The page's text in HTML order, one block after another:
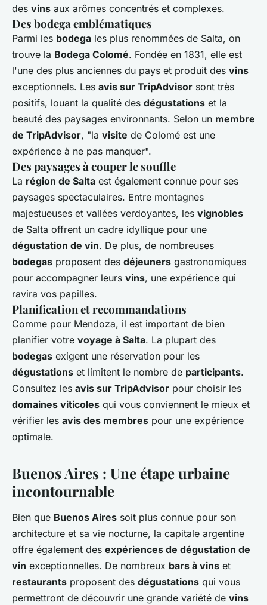
des vins aux arômes concentrés et complexes.
Des bodega emblématiques
Parmi les bodega les plus renommées de Salta, on
trouve la Bodega Colomé. Fondée en 1831, elle est
l'une des plus anciennes du pays et produit des vins
exceptionnels. Les avis sur TripAdvisor sont très
positifs, louant la qualité des dégustations et la
beauté des paysages environnants. Selon un membre
de TripAdvisor, "la visite de Colomé est une
expérience à ne pas manquer".
Des paysages à couper le souffle
La région de Salta est également connue pour ses
paysages spectaculaires. Entre montagnes
majestueuses et vallées verdoyantes, les vignobles
de Salta offrent un cadre idyllique pour une
dégustation de vin. De plus, de nombreuses
bodegas proposent des déjeuners gastronomiques
pour accompagner leurs vins, une expérience qui
ravira vos papilles.
Planification et recommandations
Comme pour Mendoza, il est important de bien
planifier votre voyage à Salta. La plupart des
bodegas exigent une réservation pour les
dégustations et limitent le nombre de participants.
Consultez les avis sur TripAdvisor pour choisir les
domaines viticoles qui vous conviennent le mieux et
vérifier les avis des membres pour une expérience
optimale.
Buenos Aires : Une étape urbaine
incontournable
Bien que Buenos Aires soit plus connue pour son
architecture et sa vie nocturne, la capitale argentine
offre également des expériences de dégustation de
vin exceptionnelles. De nombreux bars à vins et
restaurants proposent des dégustations qui vous
permettront de découvrir une grande variété de vins